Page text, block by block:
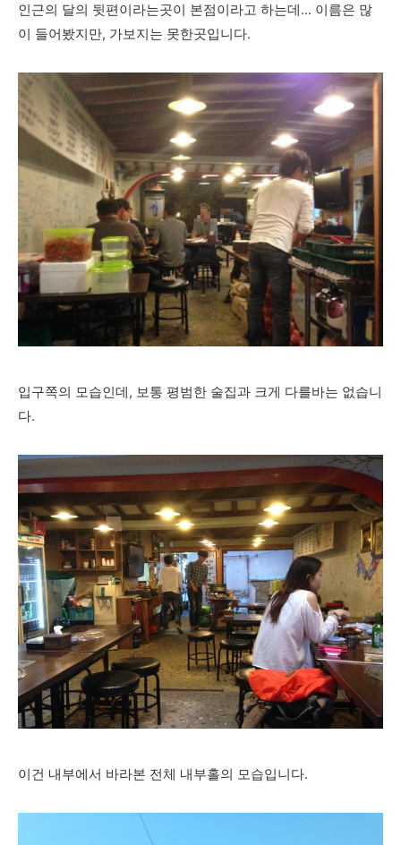
인근의 달의 뒷편이라는곳이 본점이라고 하는데... 이름은 많
이 들어봤지만, 가보지는 못한곳입니다.
입구쪽의 모습인데, 보통 평범한 술집과 크게 다를바는 없습니
다.
이건 내부에서 바라본 전체 내부홀의 모습입니다.